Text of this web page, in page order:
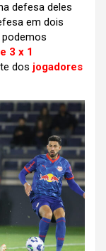
defesa deles
em dois
podemos
3 x 1
dos jogadores